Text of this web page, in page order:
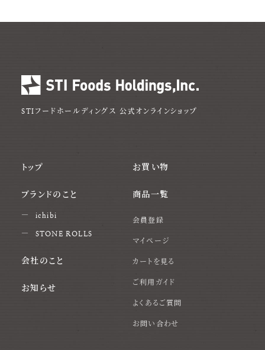
STIフードホールディングス 公式オンラインショップ
トップ
ブランドのこと
ichibi
STONE ROLLS
会社のこと
お知らせ
お買い物
商品一覧
会員登録
マイページ
カートを見る
ご利用ガイド
よくあるご質問
お問い合わせ